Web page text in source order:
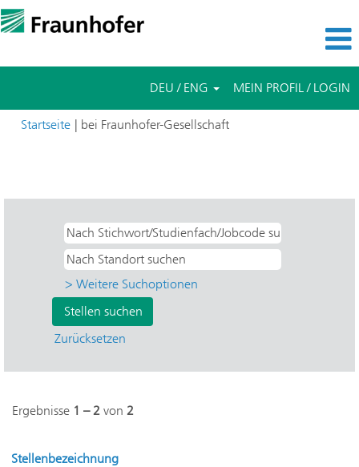
DEU / ENG MEIN PROFIL / LOGIN
Startseite | bei Fraunhofer-Gesellschaft(aktuelle
> Weitere Suchoptionen
Zurücksetzen
Ergebnisse 1 – 2 von 2
Stellenbezeichnung